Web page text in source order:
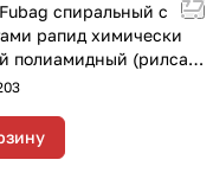
спиральный с
рапид химически
полиамидный (рилсан)